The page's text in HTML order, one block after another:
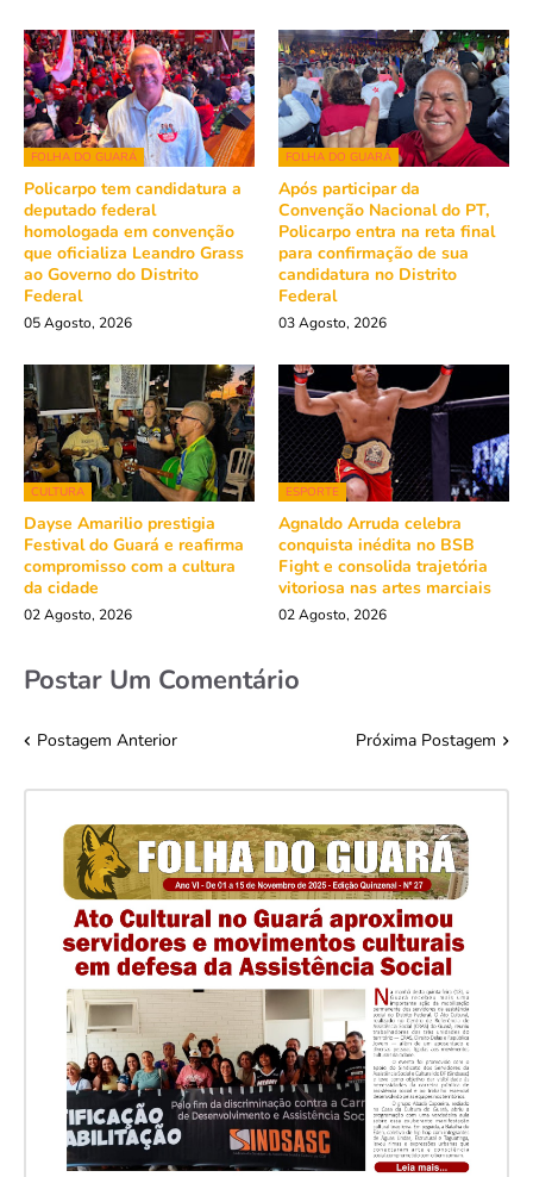
FOLHA DO GUARÁ
Policarpo tem candidatura a
deputado federal
homologada em convenção
que oficializa Leandro Grass
ao Governo do Distrito
Federal
05 Agosto, 2026
FOLHA DO GUARÁ
Após participar da
Convenção Nacional do PT,
Policarpo entra na reta final
para confirmação de sua
candidatura no Distrito
Federal
03 Agosto, 2026
CULTURA
Dayse Amarilio prestigia
Festival do Guará e reafirma
compromisso com a cultura
da cidade
02 Agosto, 2026
ESPORTE
Agnaldo Arruda celebra
conquista inédita no BSB
Fight e consolida trajetória
vitoriosa nas artes marciais
02 Agosto, 2026
Postar Um Comentário
Postagem Anterior Próxima Postagem